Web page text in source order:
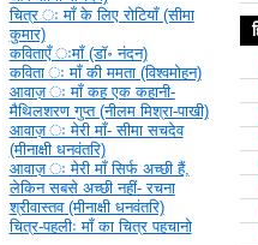
चित्र ‍ः माँ के लिए रोटियाँ (सीमा
कुमार)
कविताएँ ‍ःमाँ (डॉ॰ नंदन)
कविता ‍ः माँ की ममता (विश्वमोहन)
आवाज़ ‍ः माँ कह एक कहानी-
मैथिलशरण गुप्त (नीलम मिश्रा-पाखी)
आवाज़ ‍ः मेरी माँ- सीमा सचदेव
(मीनाक्षी धनवंतरि)
आवाज़ ‍ः मेरी माँ सिर्फ अच्छी हैं,
लेकिन सबसे अच्छी नहीं- रचना
श्रीवास्तव (मीनाक्षी धनवंतरि)
चित्र-पहलीः माँ का चित्र पहचानो